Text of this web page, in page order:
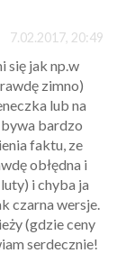
7.02.2017, 20:49
się jak np.w
zimno)
lub na
bardzo
faktu, ze
obłędna i
i chyba ja
czarna wersje.
(gdzie ceny
serdecznie!